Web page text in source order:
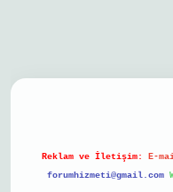
Reklam ve İletişim: E-
forumhizmeti@gmail.com